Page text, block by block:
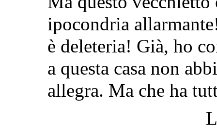
ipocondria
è deleteria! Già, ho
a questa casa non
allegra. Ma che ha